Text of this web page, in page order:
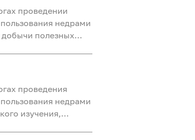
области
проведении
недрами
добычи полезных
области
проведения
недрами
изучения,